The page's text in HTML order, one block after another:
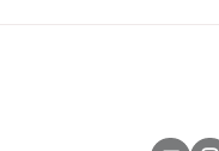
사이트, 빌더.io, 로켓.NEW,
전사 AI도입 성공요소-19강
래위로 압박받는 팀장들